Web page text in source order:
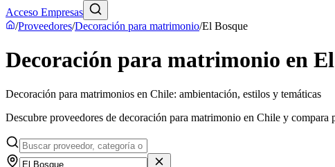
Acceso Empresas
/Proveedores/Decoración para matrimonio/El Bosque
Decoración para matrimonio en
Decoración para matrimonios en Chile: ambientación, estilos y temáticas
Descubre proveedores de decoración para matrimonio en Chile y